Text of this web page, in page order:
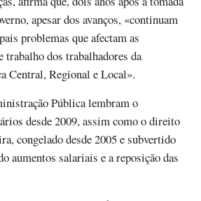
apesar dos avanços, «continuam
problemas que afectam as
trabalho dos trabalhadores da
Central, Regional e Local».
Pública lembram o
desde 2009, assim como o direito
congelado desde 2005 e subvertido
aumentos salariais e a reposição das